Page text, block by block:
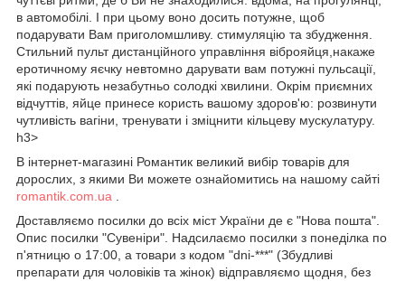
в автомобілі. І при цьому воно досить потужне, щоб
подарувати Вам приголомшливу. стимуляцію та збудження.
Стильний пульт дистанційного управління віброяйця,накаже
еротичному яєчку невтомно дарувати вам потужні пульсації,
які подарують незабутньо солодкі хвилини. Окрім приємних
відчуттів, яйце принесе користь вашому здоров'ю: розвинути
чутливість вагіни, тренувати і зміцнити кільцеву мускулатуру.
h3>
В інтернет-магазині Романтик великий вибір товарів для
дорослих, з якими Ви можете ознайомитись на нашому сайті
romantik.com.ua .
Доставляємо посилки до всіх міст України де є "Нова пошта".
Опис посилки "Сувеніри". Надсилаємо посилки з понеділка по
п'ятницю о 17:00, а товари з кодом "dni-***" (Збудливі
препарати для чоловіків та жінок) відправляємо щодня, без